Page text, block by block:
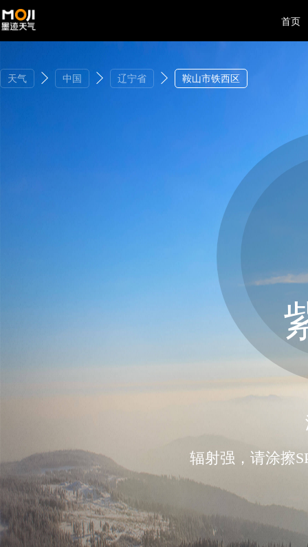
首页
天气 中国 辽宁省 鞍山市铁西区
辐射强，请涂擦